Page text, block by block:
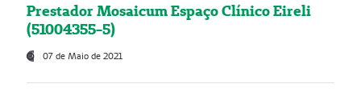
Prestador Mosaicum Espaço Clínico Eireli
(51004355-5)
07 de Maio de 2021